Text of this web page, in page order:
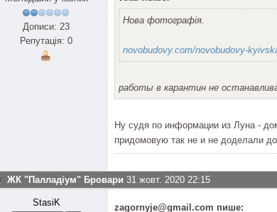
Дописи: 23
Репутація: 0
Нова фотографія.
novobudovy.com/novobudovy-
работы в карантин не
Ну судя по информации из Луна -
придомовую так не и не доделали
ЖК "Палладіум" Бровари 31 жовт. 2020 22:15
StasiK
zagornyje@gmail.com пише: